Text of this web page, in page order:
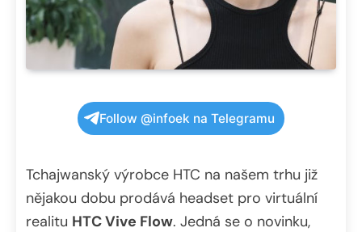
Follow @infoek na Telegramu
Tchajwanský výrobce HTC na našem trhu již
nějakou dobu prodává headset pro virtuální
realitu HTC Vive Flow. Jedná se o novinku,